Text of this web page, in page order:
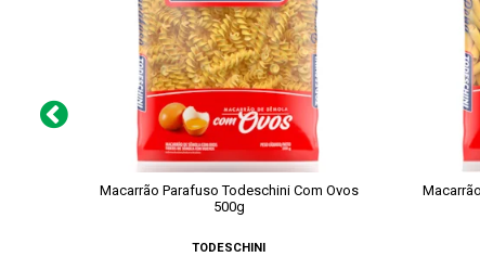
Macarrão Parafuso Todeschini Com Ovos
500g
TODESCHINI